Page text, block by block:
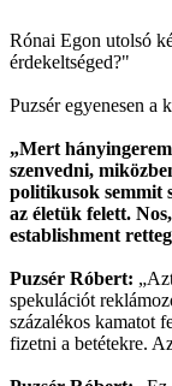
Rónai Egon utolsó
érdekeltséged?"
Puzsér egyenesen a
„Mert
szenvedni,
politikusok semmit
az életük felett.
establishment
Puzsér Róbert:
spekulációt
százalékos kamatot
fizetni a betétekre.